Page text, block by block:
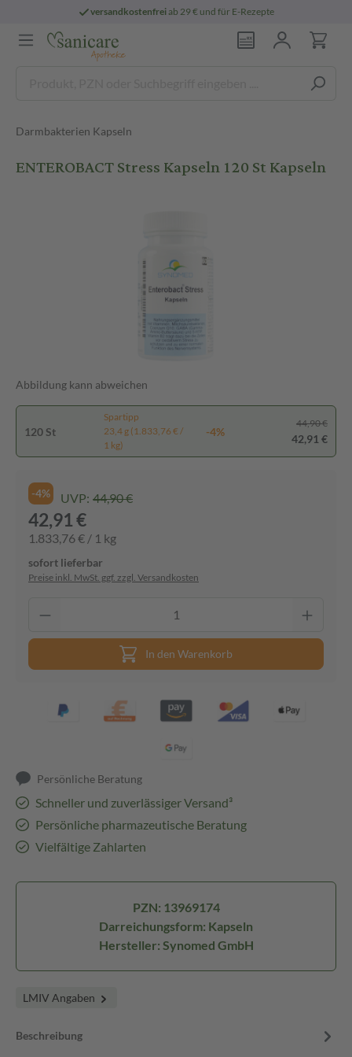
versandkostenfreiab 29 € und für E-Rezepte
Darmbakterien Kapseln
ENTEROBACT Stress Kapseln 120 St Kapseln
Abbildung kann abweichen
120 St
Spartipp
23,4 g (1.833,76 € /
1 kg)
-4%
44,90 €
42,91 €
-4% UVP: 44,90 €
42,91 €
1.833,76 € / 1 kg
sofort lieferbar
Preise inkl. MwSt. ggf. zzgl. Versandkosten
In den Warenkorb
Persönliche Beratung
Schneller und zuverlässiger Versand³
Persönliche pharmazeutische Beratung
Vielfältige Zahlarten
PZN: 13969174
Darreichungsform: Kapseln
Hersteller: Synomed GmbH
LMIV Angaben
Beschreibung